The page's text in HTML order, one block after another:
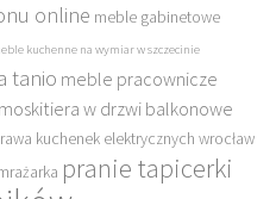
online meble gabinetowe
kuchenne na wymiar w szczecinie
tanio meble pracownicze
moskitiera w drzwi balkonowe
kuchenek elektrycznych wrocław
pranie tapicerki